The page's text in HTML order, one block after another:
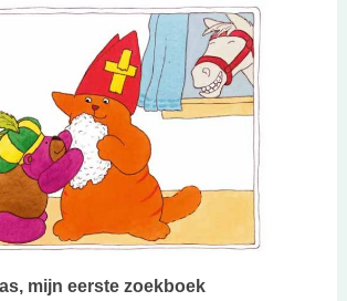
mijn eerste zoekboek